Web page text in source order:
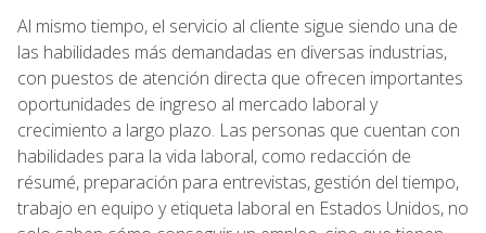
Al mismo tiempo, el servicio al cliente sigue siendo una de
las habilidades más demandadas en diversas industrias,
con puestos de atención directa que ofrecen importantes
oportunidades de ingreso al mercado laboral y
crecimiento a largo plazo. Las personas que cuentan con
habilidades para la vida laboral, como redacción de
résumé, preparación para entrevistas, gestión del tiempo,
trabajo en equipo y etiqueta laboral en Estados Unidos, no